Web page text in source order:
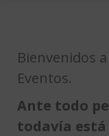
Bienvenidos
Eventos.
Ante todo
todavía